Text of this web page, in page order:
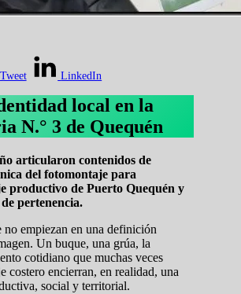
Tweet LinkedIn
local en la
N.° 3 de Quequén
articularon contenidos de
del fotomontaje para
productivo de Puerto Quequén y
pertenencia.
no empiezan en una definición
Un buque, una grúa, la
cotidiano que muchas veces
costero encierran, en realidad, una
social y territorial.